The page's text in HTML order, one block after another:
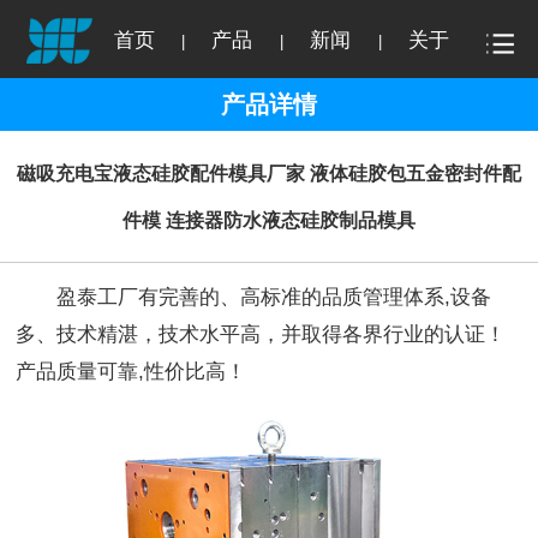
首页 产品 新闻 关于
产品详情
磁吸充电宝液态硅胶配件模具厂家 液体硅胶包五金密封件配
件模 连接器防水液态硅胶制品模具
盈泰工厂有完善的、高标准的品质管理体系,设备
多、技术精湛，技术水平高，并取得各界行业的认证！
产品质量可靠,性价比高！